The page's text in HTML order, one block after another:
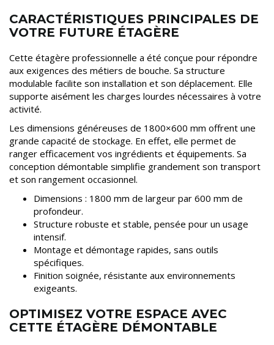
CARACTÉRISTIQUES PRINCIPALES DE
VOTRE FUTURE ÉTAGÈRE
Cette étagère professionnelle a été conçue pour répondre
aux exigences des métiers de bouche. Sa structure
modulable facilite son installation et son déplacement. Elle
supporte aisément les charges lourdes nécessaires à votre
activité.
Les dimensions généreuses de 1800×600 mm offrent une
grande capacité de stockage. En effet, elle permet de
ranger efficacement vos ingrédients et équipements. Sa
conception démontable simplifie grandement son transport
et son rangement occasionnel.
Dimensions : 1800 mm de largeur par 600 mm de
profondeur.
Structure robuste et stable, pensée pour un usage
intensif.
Montage et démontage rapides, sans outils
spécifiques.
Finition soignée, résistante aux environnements
exigeants.
OPTIMISEZ VOTRE ESPACE AVEC
CETTE ÉTAGÈRE DÉMONTABLE